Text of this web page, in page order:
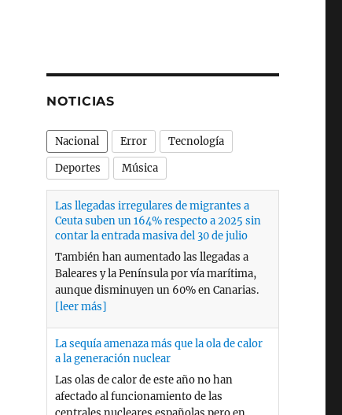
NOTICIAS
Nacional Error
Tecnología
Deportes
Música
La sequía amenaza más que la ola de calor
a la generación nuclear
Las olas de calor de este año no han
afectado al funcionamiento de las
centrales nucleares españolas pero en
2024 la de Ascó tuvo dificultades para
sortear la falta de agua que obligó en
Cataluña a limitar el consumo prohibir
llenar piscinas o regar con agua potable.
Mientras, una leve crecida del Danubio en
el último momento evitó tener que
paralizar totalmente dos plantas en
Hungría y Rumania. [leer más]